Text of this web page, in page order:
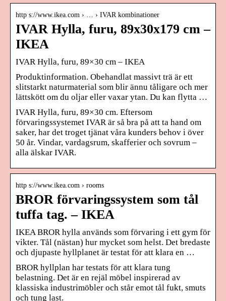
http s://www.ikea.com › … › IVAR kombinationer
IVAR Hylla, furu, 89x30x179 cm –
IKEA
IVAR Hylla, furu, 89×30 cm – IKEA
Produktinformation. Obehandlat massivt trä är ett
slitstarkt naturmaterial som blir ännu tåligare och mer
lättskött om du oljar eller vaxar ytan. Du kan flytta …
IVAR Hylla, furu, 89×30 cm. Eftersom
förvaringssystemet IVAR är så bra på att ta hand om
saker, har det troget tjänat våra kunders behov i över
50 år. Vindar, vardagsrum, skafferier och sovrum –
alla älskar IVAR.
http s://www.ikea.com › rooms
BROR förvaringssystem som tål
tuffa tag. – IKEA
IKEA BROR hylla används som förvaring i ett gym för
vikter. Tål (nästan) hur mycket som helst. Det bredaste
och djupaste hyllplanet är testat för att klara en …
BROR hyllplan har testats för att klara tung
belastning. Det är en rejäl möbel inspirerad av
klassiska industrimöbler och står emot tål fukt, smuts
och tung last.